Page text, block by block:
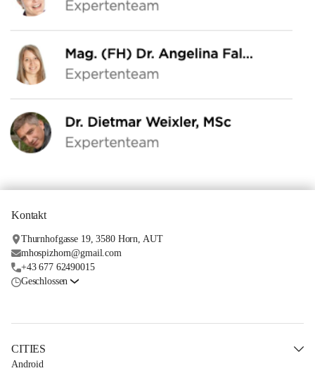
Kontakt
Thurnhofgasse 19, 3580 Horn, AUT
mhospizhorn@gmail.com
+43 677 62490015
Geschlossen
CITIES
Android